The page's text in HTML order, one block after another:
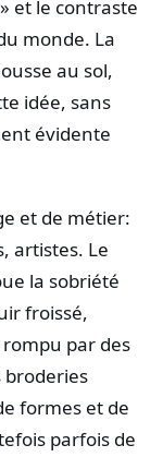
et le contraste
monde. La
au sol,
idée, sans
évidente
et de métier:
artistes. Le
la sobriété
froissé,
par des
broderies
formes et de
parfois de